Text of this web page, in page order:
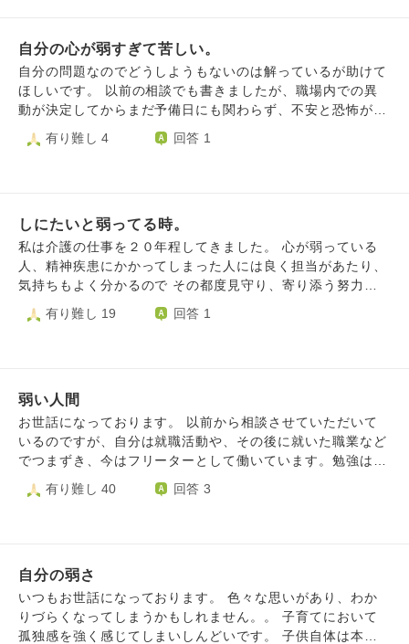
な……と感じます。 それでいて、友人を失ったことはすご
く悲しいです。 恋愛感情もそこまでなく、結婚願望もな
く、友人を大切にして行かなければ周りに人が居なくなって
しまうな……と最近ヒシヒシと感じています。それは寂しく
てとても嫌な事だ…とも。 どうしたら都合の良い人を求め
ないようにできるでしょうか？ 他の人に、優しく、寄り添
自分の心が弱すぎて苦しい。
自分の問題なのでどうしようもないのは解っているが助けて
ほしいです。 以前の相談でも書きましたが、職場内での異
動が決定してからまだ予備日にも関わらず、不安と恐怖が頭
から離れない状態が続いています。 朝起きると異動の事が
不安になり、気分が悪くなったり胃が痛くなったりします。
る、それでもどうしたらいいかわからない、助けて」と自己
嫌悪や未来の変化への不安で頭がぐちゃぐちゃになってしま
います。 そうなると、スマホに「苦しい、助けて」などと
検索をしたり、以前ハスノハでいただいたアドバイスをみた
らわせようとしています。 メールを受けて会いに来てくれ
に謝るようなことじゃないと笑って言われるので、あまりに
もネガティブに考えすぎ、思い込みすぎなのだと自覚はある
のです。 自分は何かおかしいのではないか？発達障害、適
応障害、ＨＳＰ、アダルトチルドレンなどではないのかと思
す。 誰かに話を聞いてもらいたい、何か自分に対する言葉
有り難し 4 回答 1
しにたいと弱ってる時。
私は介護の仕事を２０年程してきました。 心が弱っている
人、精神疾患にかかってしまった人には良く担当があたり、
気持ちもよく分かるので その都度見守り、寄り添う努力を
してきました。 私自身も同じ思いを持っているから。 ２０
歳の頃から安定剤も手放せませんし、 弱っている時に言わ
た。 今現在、ひとり親で育てる発達障害の子供が反抗期
で、朝に夕に暴言を吐きます。 周りの会社の人も、以前の
私を知っているので 前のあなたはどうしたの？もっと頑張
ってたのに 叱責する人ばかりに囲まれ、転居先のため友人
るように叱責します。 もう立っているのも辛い私が欲しい
か生まれません。 人にはそうしてきたのに、 私にはどうし
て寄り添ってくれ理解してくれていた友人達とは物理的距離
が出来てしまい誰も会えず 攻める人ばかりに囲まれてしま
う事になってしまったでしょうか… 転居しなければ良かっ
有り難し 19 回答 1
弱い人間
お世話になっております。 以前から相談させていただいて
いるのですが、自分は就職活動や、その後に就いた職業など
でつまずき、今はフリーターとして働いています。勉強は得
意でしたので、少し良い大学を出ましたが、まともな職歴は
ありません。 年も20代後半となり、人生に絶望感を覚えて
の不安も大きく膨らみ、この社会には私の居場所はないと感
じております。 甘え過ぎだ、もっと頑張ってから言え、と
言う意見もあるかと思います。しかし、私は頑張ることので
きない、どうしようもない人間のようです。 恐らく私は元
有り難し 40 回答 3
自分の弱さ
いつもお世話になっております。 色々な思いがあり、わか
りづらくなってしまうかもしれません。。 子育てにおいて
孤独感を強く感じてしまいしんどいです。 子供自体は本当